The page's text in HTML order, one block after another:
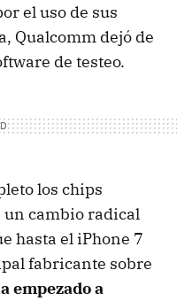
el uso de sus
Qualcomm dejó de
de testeo.
los chips
un cambio radical
hasta el iPhone 7
fabricante sobre
empezado a